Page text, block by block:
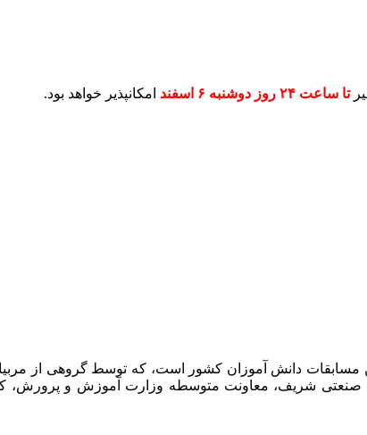
تا ساعت ۲۴ روز دوشنبه ۶ اسفند امکانپذیر خواهد بود.
دانش آموزان کشور است، که توسط گروهی از
صنعتی شریف، معاونت متوسطه وزارت آموزش و پرورش،